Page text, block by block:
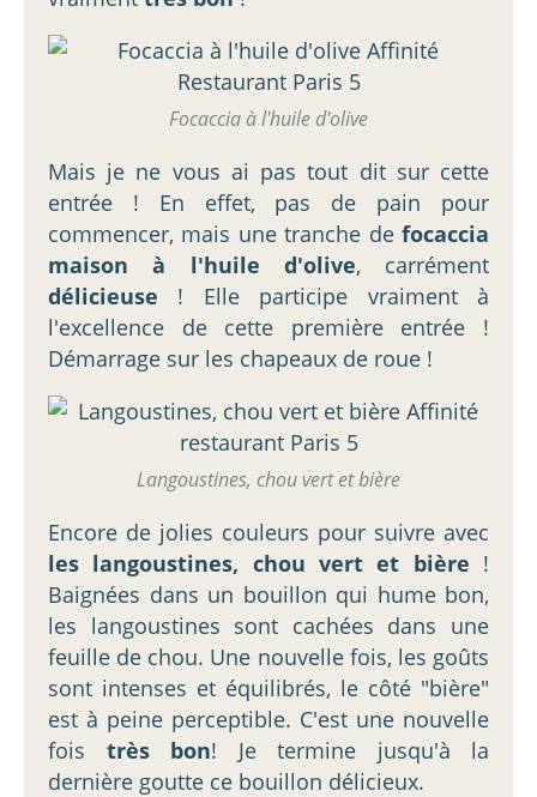
Focaccia à l'huile d'olive
Mais je ne vous ai pas tout dit sur cette
entrée ! En effet, pas de pain pour
commencer, mais une tranche de focaccia
maison à l'huile d'olive, carrément
délicieuse ! Elle participe vraiment à
l'excellence de cette première entrée !
Démarrage sur les chapeaux de roue !
Langoustines, chou vert et bière
Encore de jolies couleurs pour suivre avec
les langoustines, chou vert et bière !
Baignées dans un bouillon qui hume bon,
les langoustines sont cachées dans une
feuille de chou. Une nouvelle fois, les goûts
sont intenses et équilibrés, le côté "bière"
est à peine perceptible. C'est une nouvelle
fois très bon! Je termine jusqu'à la
dernière goutte ce bouillon délicieux.